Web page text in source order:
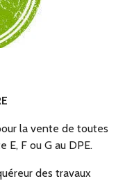
la vente de toutes
E, F ou G au DPE.
des travaux